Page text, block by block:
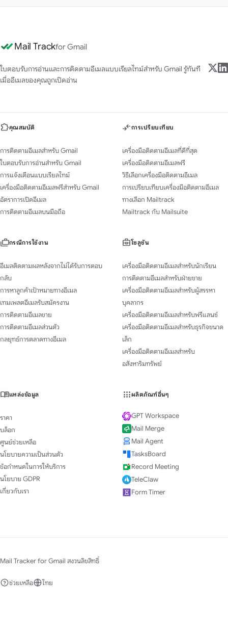
Mail Trackfor Gmail
ใบตอบรับการอ่านและการติดตามอีเมลแบบเรียลไทม์สำหรับ Gmail รู้ทันที
เมื่ออีเมลของคุณถูกเปิดอ่าน
คุณสมบัติ
การติดตามอีเมลสำหรับ Gmail
ใบตอบรับการอ่านสำหรับ Gmail
การแจ้งเตือนแบบเรียลไทม์
เครื่องมือติดตามอีเมลฟรีสำหรับ Gmail
อัตราการเปิดอีเมล
การติดตามอีเมลบนมือถือ
การเปรียบเทียบ
เครื่องมือติดตามอีเมลที่ดีที่สุด
เครื่องมือติดตามอีเมลฟรี
วิธีเลือกเครื่องมือติดตามอีเมล
การเปรียบเทียบเครื่องมือติดตามอีเมล
ทางเลือก Mailtrack
Mailtrack กับ Mailsuite
กรณีการใช้งาน
อีเมลติดตามผลหลังจากไม่ได้รับการตอบ
กลับ
การหาลูกค้าเป้าหมายทางอีเมล
เทมเพลตอีเมลรับสมัครงาน
การติดตามอีเมลขาย
การติดตามอีเมลส่วนตัว
กลยุทธ์การตลาดทางอีเมล
โซลูชัน
เครื่องมือติดตามอีเมลสำหรับนักเรียน
การติดตามอีเมลสำหรับฝ่ายขาย
เครื่องมือติดตามอีเมลสำหรับผู้สรรหา
บุคลากร
เครื่องมือติดตามอีเมลสำหรับฟรีแลนซ์
เครื่องมือติดตามอีเมลสำหรับธุรกิจขนาด
เล็ก
เครื่องมือติดตามอีเมลสำหรับ
อสังหาริมทรัพย์
แหล่งข้อมูล
ราคา
บล็อก
ศูนย์ช่วยเหลือ
นโยบายความเป็นส่วนตัว
ข้อกำหนดในการให้บริการ
นโยบาย GDPR
เกี่ยวกับเรา
ผลิตภัณฑ์อื่นๆ
GPT Workspace
Mail Merge
Mail Agent
TasksBoard
Record Meeting
TeleClaw
Form Timer
Mail Tracker for Gmail สงวนลิขสิทธิ์
ช่วยเหลือ ไทย